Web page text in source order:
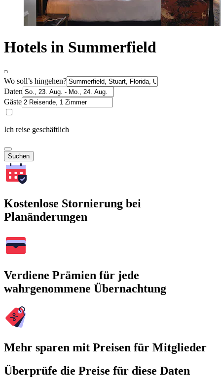
Hotels in Summerfield
Wo soll’s hingehen?
Daten
Gäste
Ich reise geschäftlich
Suchen
Kostenlose Stornierung bei
Planänderungen
Verdiene Prämien für jede
wahrgenommene Übernachtung
Mehr sparen mit Preisen für Mitglieder
Überprüfe die Preise für diese Daten